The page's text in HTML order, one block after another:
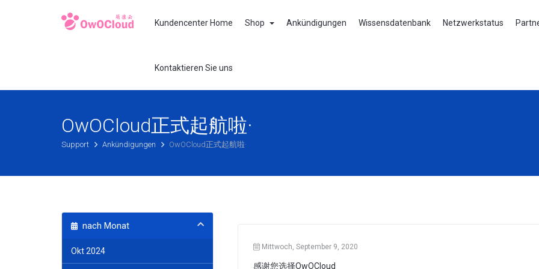
Kundencenter Home Shop Ankündigungen Wissensdatenbank Netzwerkstatus
Kontaktieren Sie uns
OwOCloud正式起航啦·
Support Ankündigungen OwOCloud正式起航啦·
nach Monat
Okt 2024 Mittwoch, September 9, 2020
感谢您选择OwOCloud